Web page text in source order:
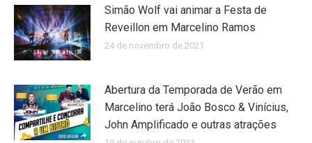
Simão Wolf vai animar a Festa de
Reveillon em Marcelino Ramos
24 de novembro de 2021
Abertura da Temporada de Verão em
Marcelino terá João Bosco & Vinícius,
John Amplificado e outras atrações